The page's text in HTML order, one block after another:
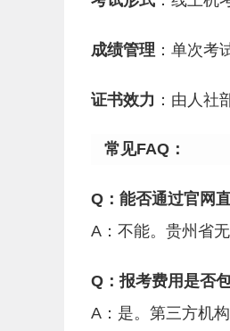
成绩管理 ：单次考
证书效力 ：由人社
常见FAQ：
Q：能否通过官网
A：不能。贵州省
Q：报考费用是否
A：是。第三方机